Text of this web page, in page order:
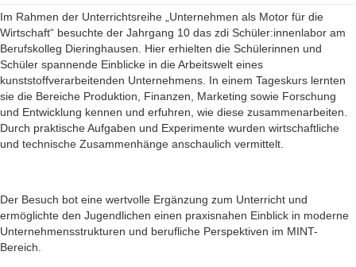
Im Rahmen der Unterrichtsreihe „Unternehmen als Motor für die
Wirtschaft“ besuchte der Jahrgang 10 das zdi Schüler:innenlabor am
Berufskolleg Dieringhausen. Hier erhielten die Schülerinnen und
Schüler spannende Einblicke in die Arbeitswelt eines
kunststoffverarbeitenden Unternehmens. In einem Tageskurs lernten
sie die Bereiche Produktion, Finanzen, Marketing sowie Forschung
und Entwicklung kennen und erfuhren, wie diese zusammenarbeiten.
Durch praktische Aufgaben und Experimente wurden wirtschaftliche
und technische Zusammenhänge anschaulich vermittelt.
Der Besuch bot eine wertvolle Ergänzung zum Unterricht und
ermöglichte den Jugendlichen einen praxisnahen Einblick in moderne
Unternehmensstrukturen und berufliche Perspektiven im MINT-
Bereich.